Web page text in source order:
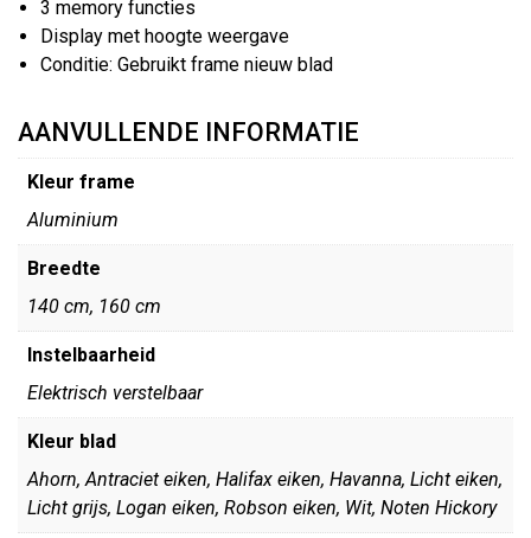
3 memory functies
Display met hoogte weergave
Conditie: Gebruikt frame nieuw blad
AANVULLENDE INFORMATIE
Kleur frame
Aluminium
Breedte
140 cm, 160 cm
Instelbaarheid
Elektrisch verstelbaar
Kleur blad
Ahorn, Antraciet eiken, Halifax eiken, Havanna, Licht eiken,
Licht grijs, Logan eiken, Robson eiken, Wit, Noten Hickory